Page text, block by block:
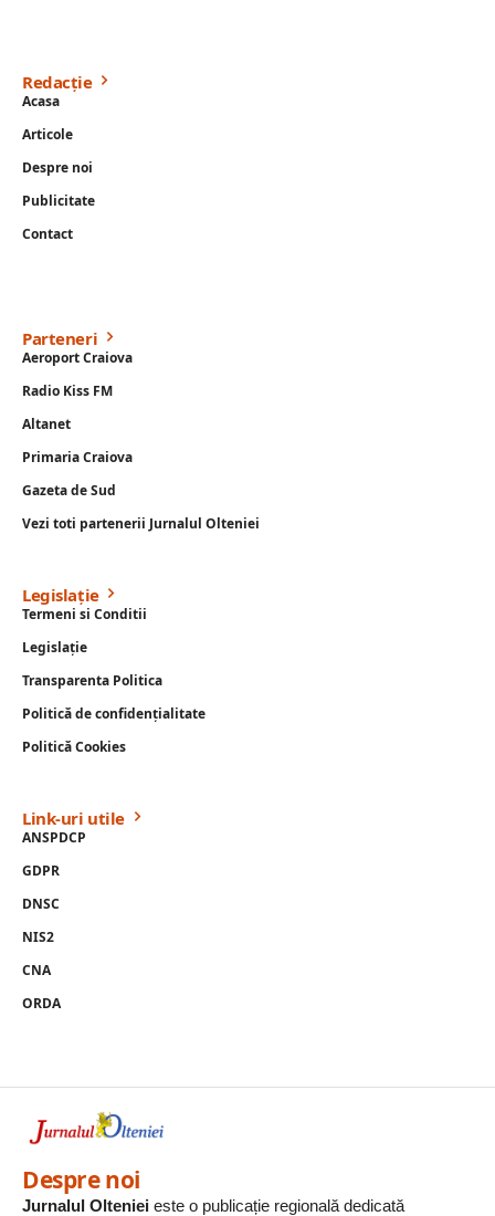
Redacție
Acasa
Articole
Despre noi
Publicitate
Contact
Parteneri
Aeroport Craiova
Radio Kiss FM
Altanet
Primaria Craiova
Gazeta de Sud
Vezi toti partenerii Jurnalul Olteniei
Legislație
Termeni si Conditii
Legislație
Transparenta Politica
Politică de confidențialitate
Politică Cookies
Link-uri utile
ANSPDCP
GDPR
DNSC
NIS2
CNA
ORDA
Despre noi
Jurnalul Olteniei este o publicație regională dedicată